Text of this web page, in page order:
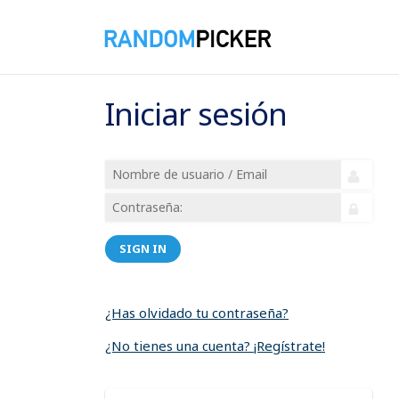
Iniciar sesión
SIGN IN
¿Has olvidado tu contraseña?
¿No tienes una cuenta? ¡Regístrate!